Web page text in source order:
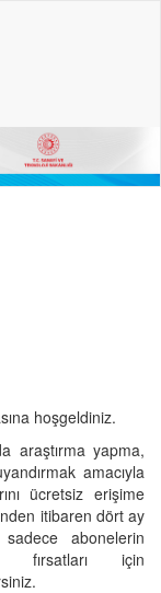
hoşgeldiniz.
araştırma yapma,
amacıyla
ücretsiz erişime
itibaren dört ay
abonelerin
fırsatları için